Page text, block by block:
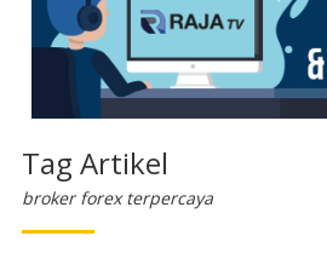
Tag Artikel
broker forex terpercaya